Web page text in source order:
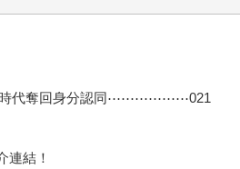
時代奪回身分認同⋯⋯⋯⋯⋯⋯021
連結！